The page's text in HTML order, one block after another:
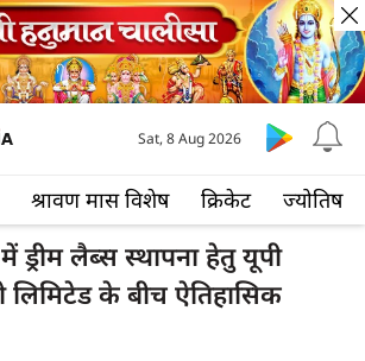
श्रावण मास विशेष क्रिकेट ज्योतिष
Sat, 8 Aug 2026
ड्रीम लैब्स स्थापना हेतु यूपी
लिमिटेड के बीच ऐतिहासिक